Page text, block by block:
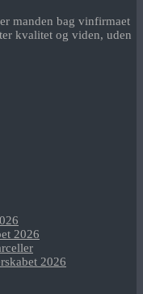
manden bag vinfirmaet
kvalitet og viden, uden
2026
2026